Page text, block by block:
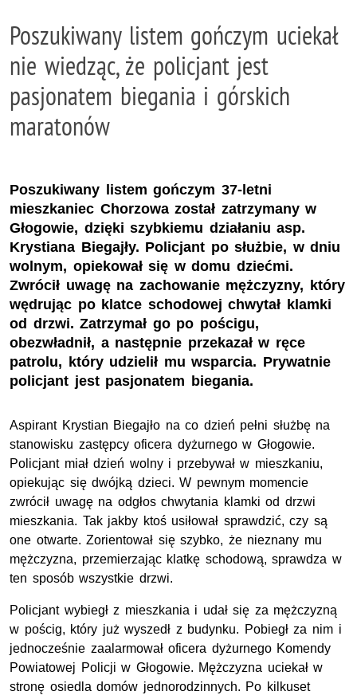
Poszukiwany listem gończym uciekał
nie wiedząc, że policjant jest
pasjonatem biegania i górskich
maratonów
Poszukiwany listem gończym 37-letni
mieszkaniec Chorzowa został zatrzymany w
Głogowie, dzięki szybkiemu działaniu asp.
Krystiana Biegajły. Policjant po służbie, w dniu
wolnym, opiekował się w domu dziećmi.
Zwrócił uwagę na zachowanie mężczyzny, który
wędrując po klatce schodowej chwytał klamki
od drzwi. Zatrzymał go po pościgu,
obezwładnił, a następnie przekazał w ręce
patrolu, który udzielił mu wsparcia. Prywatnie
policjant jest pasjonatem biegania.
Aspirant Krystian Biegajło na co dzień pełni służbę na
stanowisku zastępcy oficera dyżurnego w Głogowie.
Policjant miał dzień wolny i przebywał w mieszkaniu,
opiekując się dwójką dzieci. W pewnym momencie
zwrócił uwagę na odgłos chwytania klamki od drzwi
mieszkania. Tak jakby ktoś usiłował sprawdzić, czy są
one otwarte. Zorientował się szybko, że nieznany mu
mężczyzna, przemierzając klatkę schodową, sprawdza w
ten sposób wszystkie drzwi.
Policjant wybiegł z mieszkania i udał się za mężczyzną
w pościg, który już wyszedł z budynku. Pobiegł za nim i
jednocześnie zaalarmował oficera dyżurnego Komendy
Powiatowej Policji w Głogowie. Mężczyzna uciekał w
stronę osiedla domów jednorodzinnych. Po kilkuset